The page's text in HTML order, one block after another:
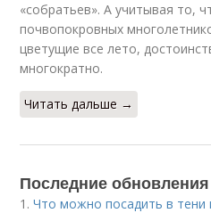
«собратьев». А учитывая то,
почвопокровных
цветущие все лето,
многократно.
Читать дальше →
Последние
1.Что можно посадить в тени